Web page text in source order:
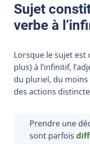
Sujet
verbe à
Lorsque le sujet est
plus) à l’infinitif,
du pluriel, du
des actions
Prendre une
sont parfois